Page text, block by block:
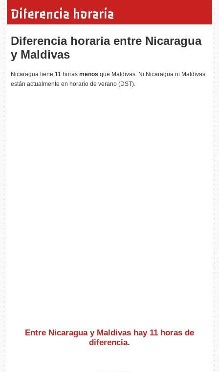
Diferencia horaria
Diferencia horaria entre Nicaragua
y Maldivas
Nicaragua tiene 11 horasmenos que Maldivas. Ni Nicaragua ni Maldivas
están actualmente en horario de verano (DST).
Entre Nicaragua y Maldivas hay 11 horas de
diferencia.